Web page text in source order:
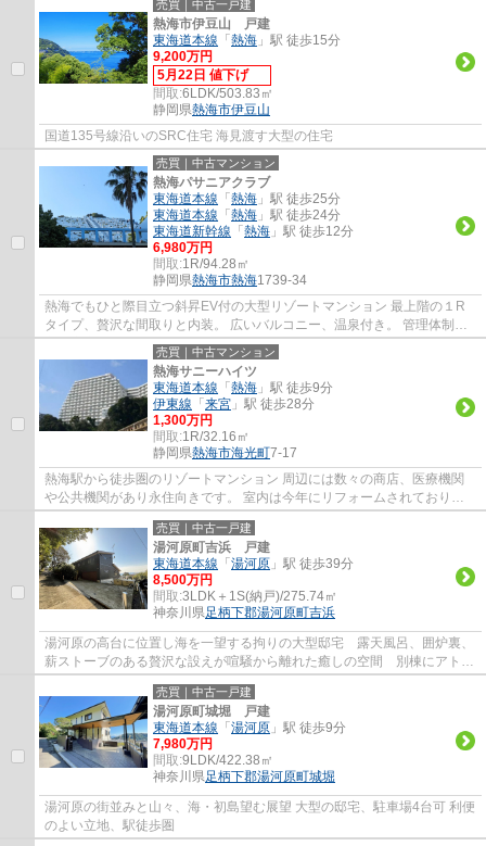
売買｜中古一戸建
熱海市伊豆山 戸建
東海道本線 「熱海 」駅 徒歩15分
9,200万円
5月22日 値下げ
間取:6LDK/503.83㎡
静岡県熱海市伊豆山
国道135号線沿いのSRC住宅 海見渡す大型の住宅
売買｜中古マンション
熱海パサニアクラブ
東海道本線 「熱海 」駅 徒歩25分
東海道本線 「熱海 」駅 徒歩24分
東海道新幹線 「熱海 」駅 徒歩12分
6,980万円
間取:1R/94.28㎡
静岡県熱海市熱海1739-34
熱海でもひと際目立つ斜昇EV付の大型リゾートマンション 最上階の１R
タイプ、贅沢な間取りと内装。 広いバルコニー、温泉付き。 管理体制が
良く安心
売買｜中古マンション
熱海サニーハイツ
東海道本線 「熱海 」駅 徒歩9分
伊東線 「来宮 」駅 徒歩28分
1,300万円
間取:1R/32.16㎡
静岡県熱海市海光町7-17
熱海駅から徒歩圏のリゾートマンション 周辺には数々の商店、医療機関
や公共機関があり永住向きです。 室内は今年にリフォームされておりそ
のままご利用可能です。
売買｜中古一戸建
湯河原町吉浜 戸建
東海道本線 「湯河原 」駅 徒歩39分
8,500万円
間取:3LDK＋1S(納戸)/275.74㎡
神奈川県 足柄下郡湯河原町吉浜
湯河原の高台に位置し海を一望する拘りの大型邸宅 露天風呂、囲炉裏、
薪ストーブのある贅沢な設えが喧騒から離れた癒しの空間 別棟にアトリ
エ・ガレージのある暮らし
売買｜中古一戸建
湯河原町城堀 戸建
東海道本線 「湯河原 」駅 徒歩9分
7,980万円
間取:9LDK/422.38㎡
神奈川県 足柄下郡湯河原町城堀
湯河原の街並みと山々、海・初島望む展望 大型の邸宅、駐車場4台可 利便
のよい立地、駅徒歩圏